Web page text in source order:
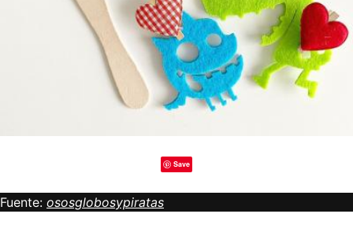
Save
Fuente: ososglobosypiratas